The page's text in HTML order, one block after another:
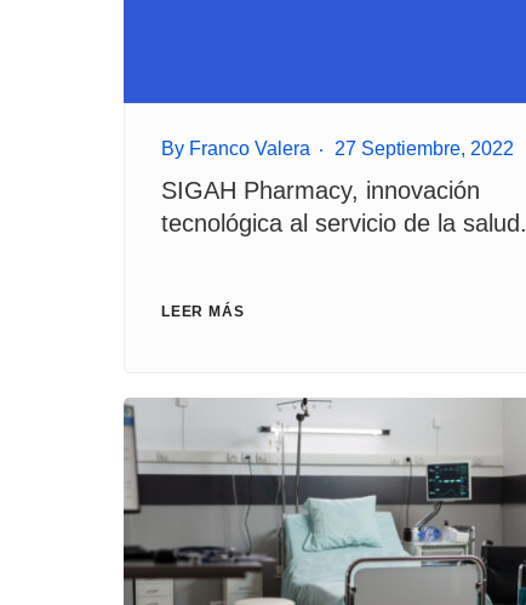
By Franco Valera 27 Septiembre, 2022
SIGAH Pharmacy, innovación
tecnológica al servicio de la salud.
LEER MÁS